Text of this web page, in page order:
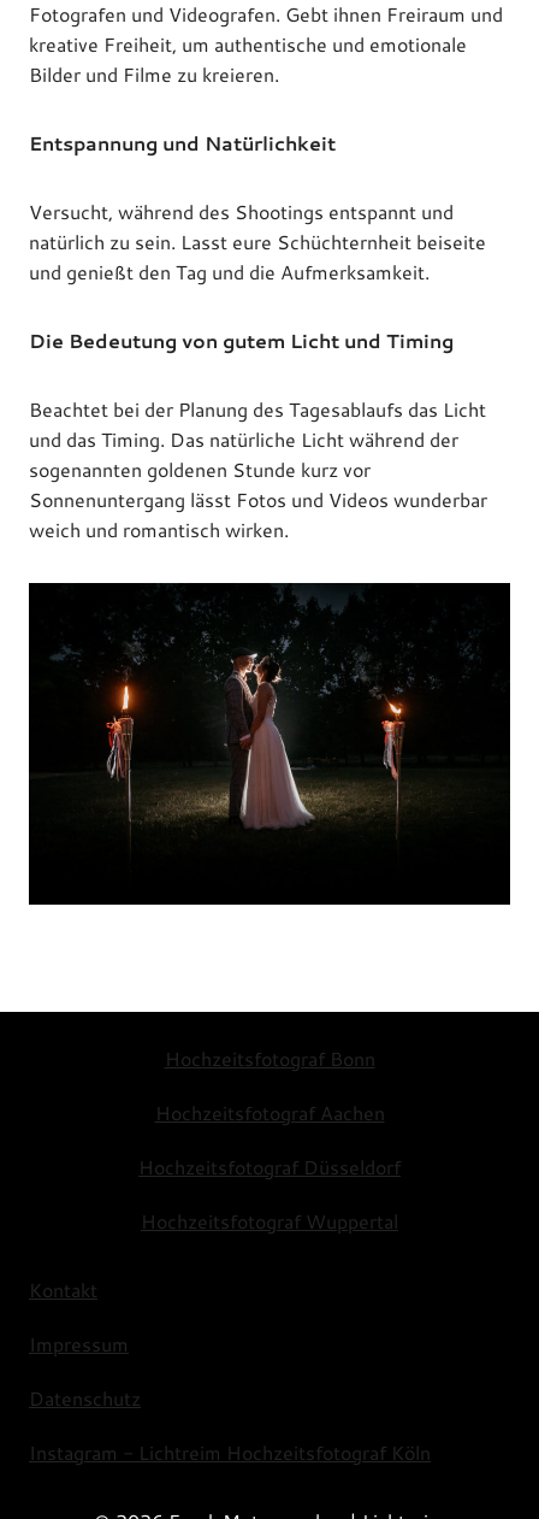
Fotografen und Videografen. Gebt ihnen Freiraum und
kreative Freiheit, um authentische und emotionale
Bilder und Filme zu kreieren.
Entspannung und Natürlichkeit
Versucht, während des Shootings entspannt und
natürlich zu sein. Lasst eure Schüchternheit beiseite
und genießt den Tag und die Aufmerksamkeit.
Die Bedeutung von gutem Licht und Timing
Beachtet bei der Planung des Tagesablaufs das Licht
und das Timing. Das natürliche Licht während der
sogenannten goldenen Stunde kurz vor
Sonnenuntergang lässt Fotos und Videos wunderbar
weich und romantisch wirken.
Hochzeitsfotograf Bonn
Hochzeitsfotograf Aachen
Hochzeitsfotograf Düsseldorf
Hochzeitsfotograf Wuppertal
Kontakt
Impressum
Datenschutz
Instagram - Lichtreim Hochzeitsfotograf Köln